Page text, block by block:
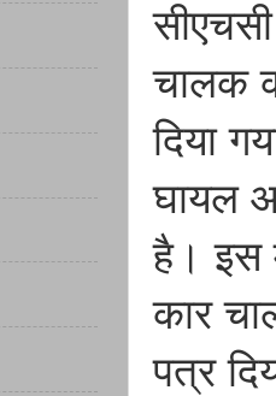
चालक
दिया
घायल
है। इस
कार
पत्र